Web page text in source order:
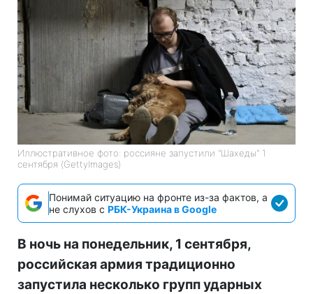
Иллюстративное фото: россияне запустили "Шахеды" 1
сентября (GettyImages)
Понимай ситуацию на фронте из-за фактов, а
не слухов с РБК-Украина в Google
В ночь на понедельник, 1 сентября,
российская армия традиционно
запустила несколько групп ударных